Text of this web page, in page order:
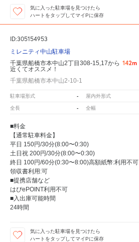
気に入った駐車場を見つけたら
ハートをタップしてマイPに保存
ID:305154953
ミレニティ中山駐車場
千葉県船橋市本中山2丁目308-15,17から 142m
近くてオススメ！
千葉県船橋市本中山2-10-1
駐車場形式 - 屋内外形式
全長 - 全幅
■料金
【通常駐車料金】
平日 150円/30分(8:00〜0:30)
土日祝 200円/30分(8:00〜0:30)
終日 100円/60分(0:30〜8:00)高額紙幣:利用不可
領収書利用:可
■提携店舗など
はぴePOINT利用不可
■入出庫可能時間
24時間
気に入った駐車場を見つけたら
ハートをタップしてマイPに保存